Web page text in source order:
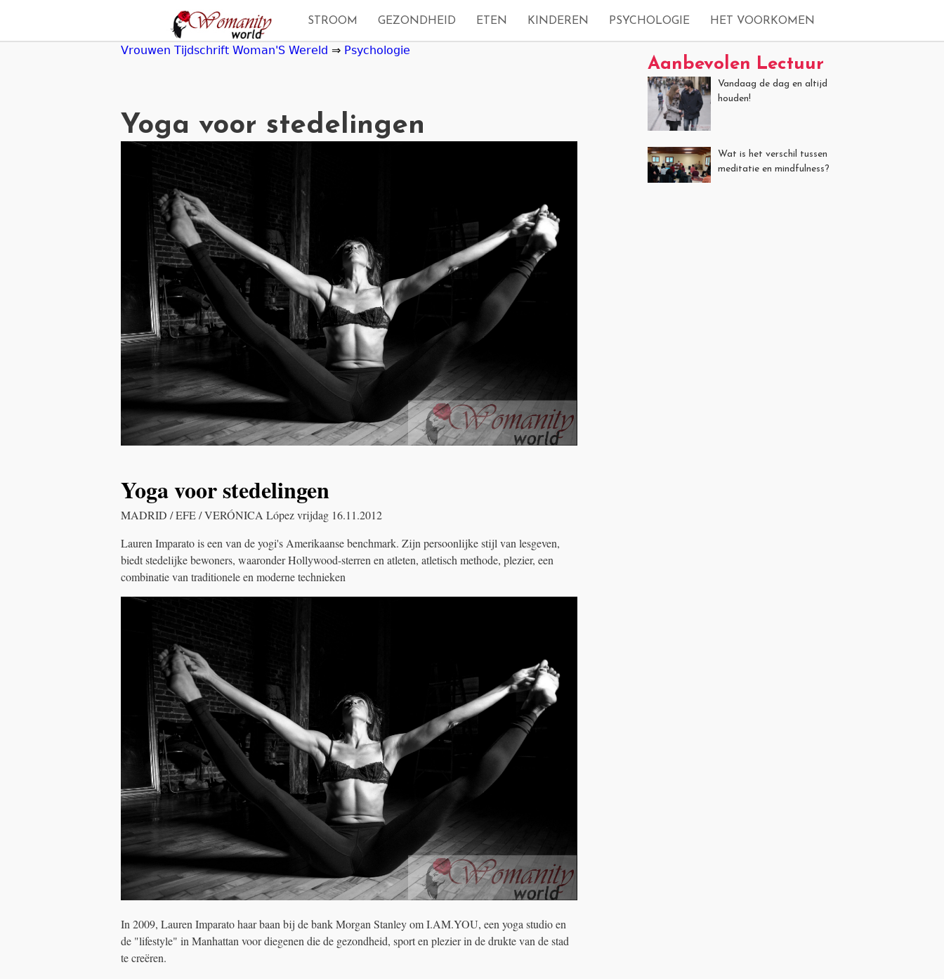
navigation
STROOM GEZONDHEID ETEN KINDEREN PSYCHOLOGIE HET VOORKOMEN
Vrouwen Tijdschrift Woman'S Wereld ⇒ Psychologie
Yoga voor stedelingen
Yoga voor stedelingen
MADRID / EFE / VERÓNICA López vrijdag 16.11.2012
Lauren Imparato is een van de yogi's Amerikaanse benchmark. Zijn persoonlijke stijl van lesgeven,
biedt stedelijke bewoners, waaronder Hollywood-sterren en atleten, atletisch methode, plezier, een
combinatie van traditionele en moderne technieken
In 2009, Lauren Imparato haar baan bij de bank Morgan Stanley om I.AM.YOU, een yoga studio en
de "lifestyle" in Manhattan voor diegenen die de gezondheid, sport en plezier in de drukte van de stad
te creëren.
Aanbevolen Lectuur
Vandaag de dag en altijd
houden!
Wat is het verschil tussen
meditatie en mindfulness?